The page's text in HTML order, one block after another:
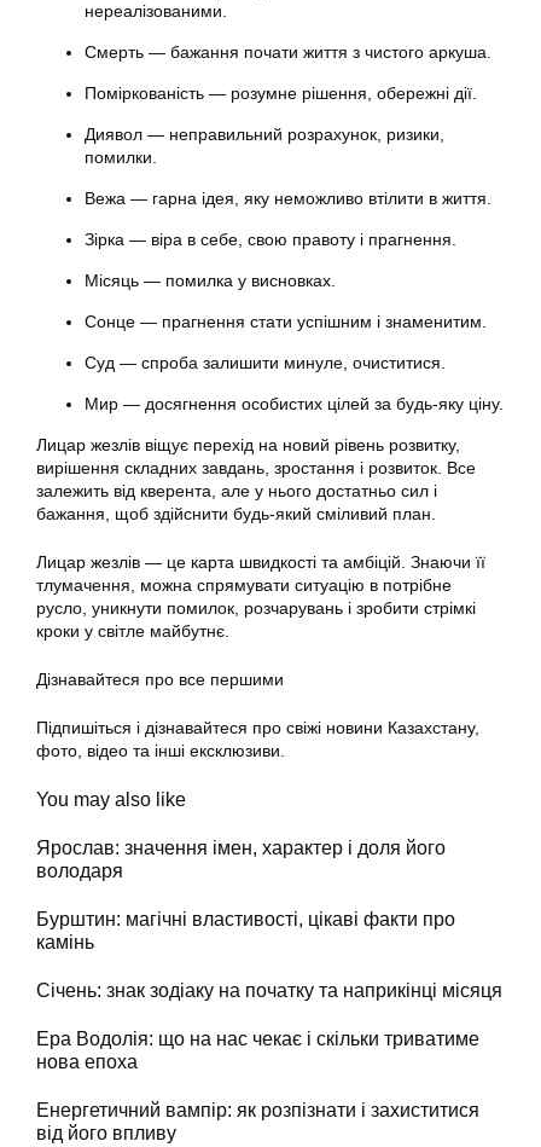
нереалізованими.
Смерть — бажання почати життя з чистого аркуша.
Поміркованість — розумне рішення, обережні дії.
Диявол — неправильний розрахунок, ризики,
помилки.
Вежа — гарна ідея, яку неможливо втілити в життя.
Зірка — віра в себе, свою правоту і прагнення.
Місяць — помилка у висновках.
Сонце — прагнення стати успішним і знаменитим.
Суд — спроба залишити минуле, очиститися.
Мир — досягнення особистих цілей за будь-яку ціну.
Лицар жезлів віщує перехід на новий рівень розвитку,
вирішення складних завдань, зростання і розвиток. Все
залежить від кверента, але у нього достатньо сил і
бажання, щоб здійснити будь-який сміливий план.
Лицар жезлів — це карта швидкості та амбіцій. Знаючи її
тлумачення, можна спрямувати ситуацію в потрібне
русло, уникнути помилок, розчарувань і зробити стрімкі
кроки у світле майбутнє.
Дізнавайтеся про все першими
Підпишіться і дізнавайтеся про свіжі новини Казахстану,
фото, відео та інші ексклюзиви.
You may also like
Ярослав: значення імен, характер і доля його
володаря
Бурштин: магічні властивості, цікаві факти про
камінь
Січень: знак зодіаку на початку та наприкінці місяця
Ера Водолія: що на нас чекає і скільки триватиме
нова епоха
Енергетичний вампір: як розпізнати і захиститися
від його впливу